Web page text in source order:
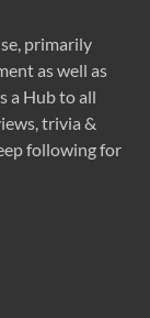
primarily
as well as
a Hub to all
trivia &
following for